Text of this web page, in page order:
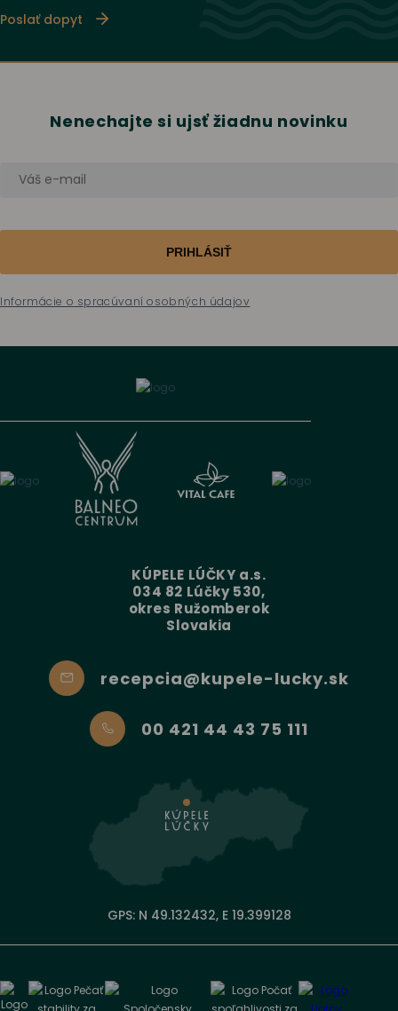
Poslať dopyt
Nenechajte si ujsť žiadnu novinku
PRIHLÁSIŤ
Informácie o spracúvaní osobných údajov
KÚPELE LÚČKY a.s.
034 82 Lúčky 530,
okres Ružomberok
Slovakia
recepcia@kupele-lucky.sk
00 421 44 43 75 111
GPS: N 49.132432, E 19.399128